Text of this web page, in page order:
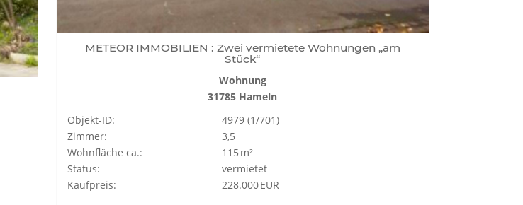
METEOR IMMOBILIEN : Zwei vermietete Wohnungen „am
Stück“
Wohnung
31785 Hameln
Objekt-ID:
4979 (1/701)
Zimmer:
3,5
Wohnfläche ca.:
115 m²
Status:
vermietet
Kaufpreis:
228.000 EUR